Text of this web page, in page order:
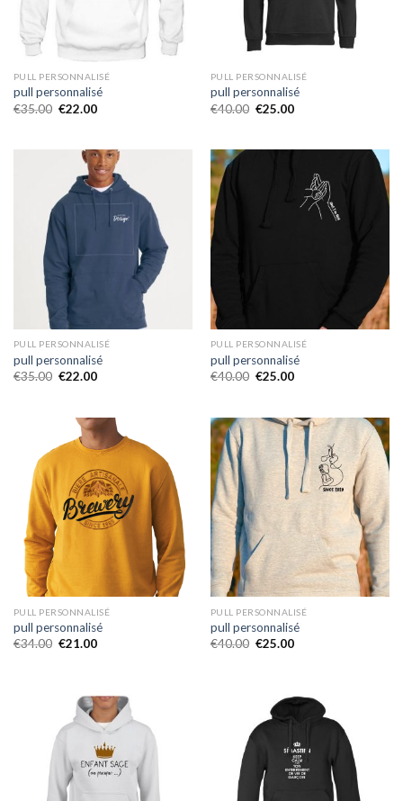
PULL PERSONNALISÉ
pull personnalisé
€35.00 €22.00
PULL PERSONNALISÉ
pull personnalisé
€40.00 €25.00
PULL PERSONNALISÉ
pull personnalisé
€35.00 €22.00
PULL PERSONNALISÉ
pull personnalisé
€40.00 €25.00
PULL PERSONNALISÉ
pull personnalisé
€34.00 €21.00
PULL PERSONNALISÉ
pull personnalisé
€40.00 €25.00